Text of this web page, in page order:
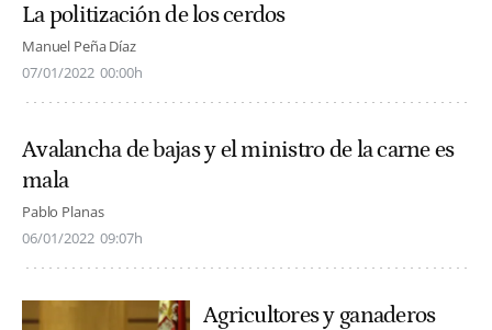
La politización de los cerdos
Manuel Peña Díaz
07/01/2022 00:00h
Avalancha de bajas y el ministro de la carne es
mala
Pablo Planas
06/01/2022 09:07h
Agricultores y ganaderos